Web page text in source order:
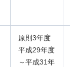
原則3年度
平成29年度
～平成31年